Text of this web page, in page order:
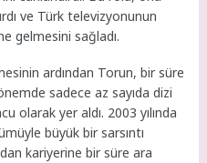
ve Türk televizyonunun
gelmesini sağladı.
ardından Torun, bir süre
sadece az sayıda dizi
olarak yer aldı. 2003 yılında
büyük bir sarsıntı
kariyerine bir süre ara